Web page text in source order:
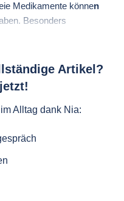
Medikamente können
Besonders
Problemen führen und
werden.
für genügend
an Melatonin:
Artikel?
Alltag dank Nia: